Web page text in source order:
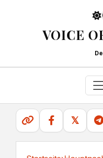
VOICE
𝕏